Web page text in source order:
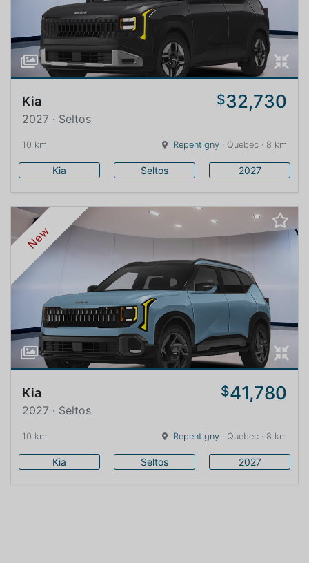
Kia $32,730
2027 · Seltos
10 km Repentigny · Quebec · 8 km
Kia Seltos 2027
New
Kia $41,780
2027 · Seltos
10 km Repentigny · Quebec · 8 km
Kia Seltos 2027